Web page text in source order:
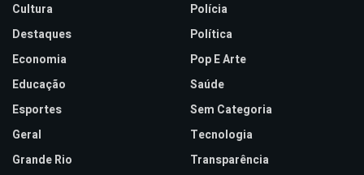
Cultura
Destaques
Economia
Educação
Esportes
Geral
Grande Rio
Polícia
Política
Pop E Arte
Saúde
Sem Categoria
Tecnologia
Transparência